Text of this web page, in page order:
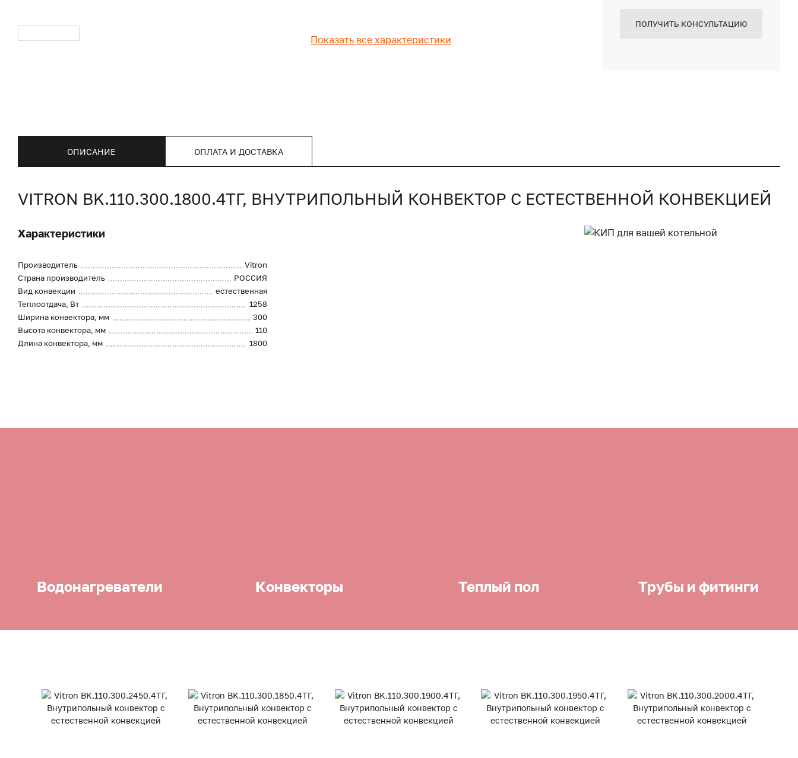
Показать все характеристики
ПОЛУЧИТЬ КОНСУЛЬТАЦИЮ
ОПИСАНИЕ ОПЛАТА И ДОСТАВКА
VITRON BK.110.300.1800.4ТГ, ВНУТРИПОЛЬНЫЙ КОНВЕКТОР С ЕСТЕСТВЕННОЙ КОНВЕКЦИЕЙ
Характеристики
Производитель
Vitron
Страна производитель
РОССИЯ
Вид конвекции
естественная
Теплоотдача, Вт
1258
Ширина конвектора, мм
300
Высота конвектора, мм
110
Длина конвектора, мм
1800
Водонагреватели Конвекторы Теплый пол Трубы и фитинги